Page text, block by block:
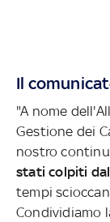
Il
"A nome
Gestione dei
nostro
stati colpiti
tempi
Condividiamo